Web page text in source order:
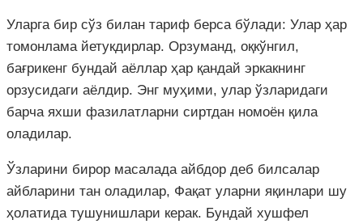
Уларга бир сўз билан тариф берса бўлади: Улар ҳар
томонлама йетукдирлар. Орзуманд, оқкўнгил,
бағрикенг бундай аёллар ҳар қандай эркакнинг
орзусидаги аёлдир. Энг муҳими, улар ўзларидаги
барча яхши фазилатларни сиртдан номоён қила
оладилар.
Ўзларини бирор масалада айбдор деб билсалар
айбларини тан оладилар, Фақат уларни яқинлари шу
ҳолатида тушунишлари керак. Бундай хушфел